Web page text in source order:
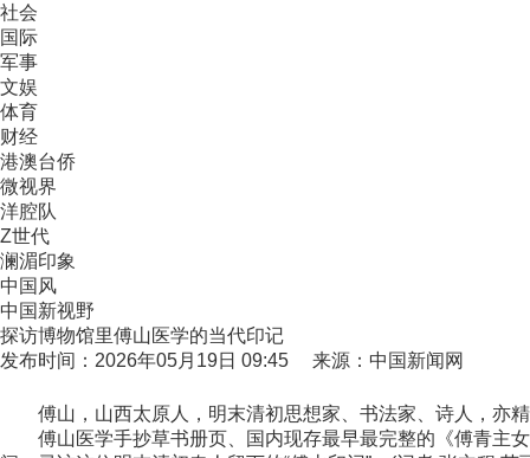
社会
国际
军事
文娱
体育
财经
港澳台侨
微视界
洋腔队
Z世代
澜湄印象
中国风
中国新视野
探访博物馆里傅山医学的当代印记
发布时间：2026年05月19日 09:45 来源：中国新闻网
傅山，山西太原人，明末清初思想家、书法家、诗人，亦
傅山医学手抄草书册页、国内现存最早最完整的《傅青主